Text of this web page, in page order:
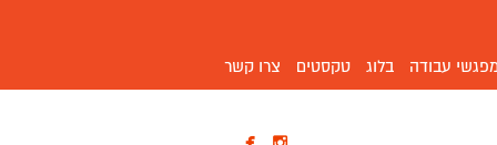
עבודה בלוג טקסטים צרו קשר